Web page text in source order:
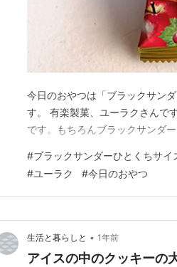
今日のおやつは「ブラックサン
す。 有楽製菓、ユーラクさんで
です。もちろんブラックサンダー
#ブラックサンダーひとくちサイ
#ユーラク #今日のおやつ
生活と暮らしと • 1年前
アイスの中のクッキーの